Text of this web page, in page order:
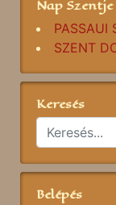
Nap Szentje
PASSAUI
SZENT
Keresés
Belépés